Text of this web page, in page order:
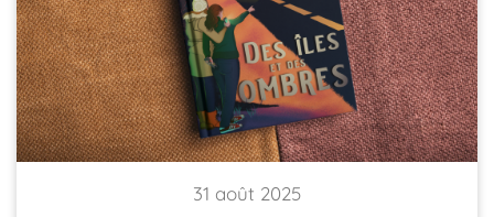
31 août 2025